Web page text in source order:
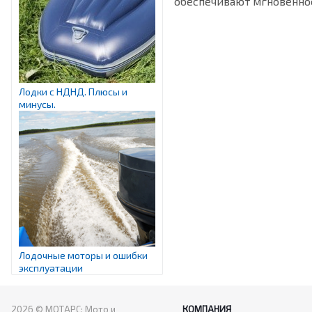
Лодки с НДНД. Плюсы и
минусы.
Лодочные моторы и ошибки
эксплуатации
2026 © МОТАРС: Мото и КОМПАНИЯ